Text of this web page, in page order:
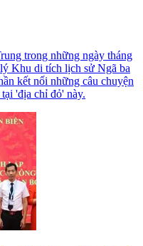
trong những ngày tháng
Khu di tích lịch sử Ngã ba
kết nối những câu chuyện
'địa chỉ đỏ' này.